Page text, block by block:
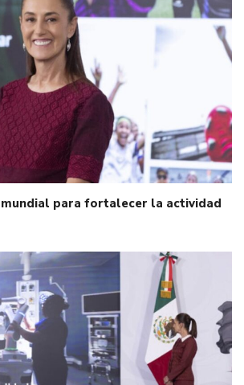
mundial para fortalecer la actividad